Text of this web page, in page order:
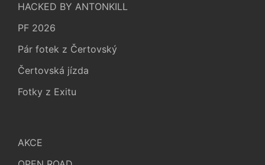
HACKED BY ANTONKILL
PF 2026
Pár fotek z Čertovský
Čertovská jízda
Fotky z Exitu
AKCE